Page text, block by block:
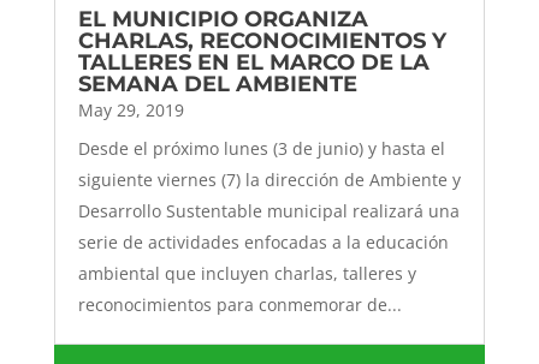
EL MUNICIPIO ORGANIZA
CHARLAS, RECONOCIMIENTOS Y
TALLERES EN EL MARCO DE LA
SEMANA DEL AMBIENTE
May 29, 2019
Desde el próximo lunes (3 de junio) y hasta el
siguiente viernes (7) la dirección de Ambiente y
Desarrollo Sustentable municipal realizará una
serie de actividades enfocadas a la educación
ambiental que incluyen charlas, talleres y
reconocimientos para conmemorar de...